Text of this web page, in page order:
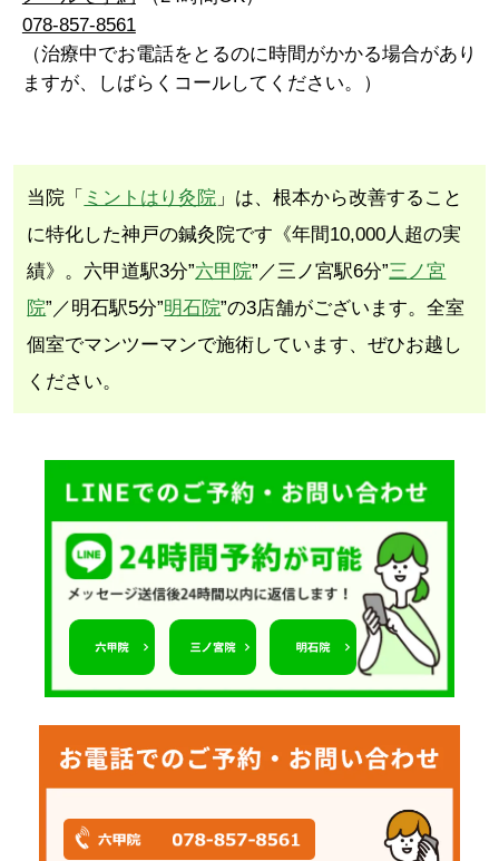
078-857-8561
（治療中でお電話をとるのに時間がかかる場合があり
ますが、しばらくコールしてください。）
当院「 ミントはり灸院 」は、根本から改善すること
に特化した神戸の鍼灸院です《年間10,000人超の実
績》。六甲道駅3分”六甲院”／三ノ宮駅6分”三ノ宮
院”／明石駅5分”明石院”の3店舗がございます。全室
個室でマンツーマンで施術しています、ぜひお越し
ください。